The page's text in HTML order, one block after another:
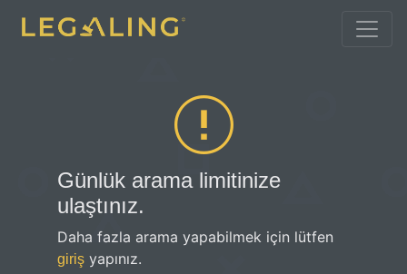
Günlük arama limitinize
ulaştınız.
Daha fazla arama yapabilmek için lütfen
giriş yapınız.